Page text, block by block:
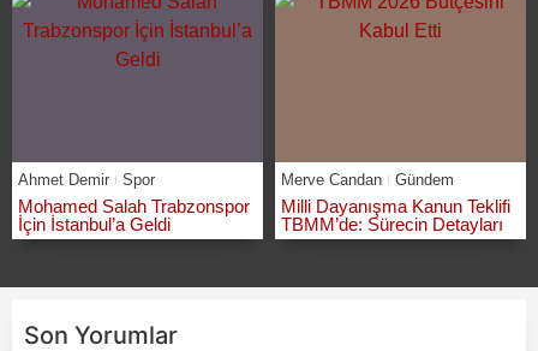
Ahmet Demir Spor
Mohamed Salah Trabzonspor
İçin İstanbul’a Geldi
Merve Candan Gündem
Milli Dayanışma Kanun Teklifi
TBMM’de: Sürecin Detayları
Son Yorumlar